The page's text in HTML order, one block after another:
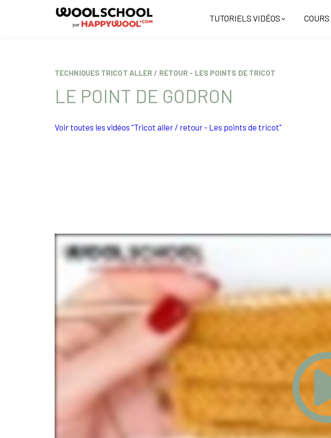
TUTORIELS VIDÉOS
TECHNIQUES TRICOT ALLER / RETOUR - LES POINTS DE TRICOT
LE POINT DE GODRON
Voir toutes les vidéos "Tricot aller / retour - Les points de tricot"